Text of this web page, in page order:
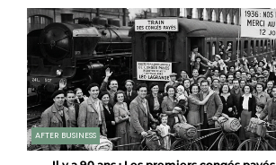
AFTER BUSINESS